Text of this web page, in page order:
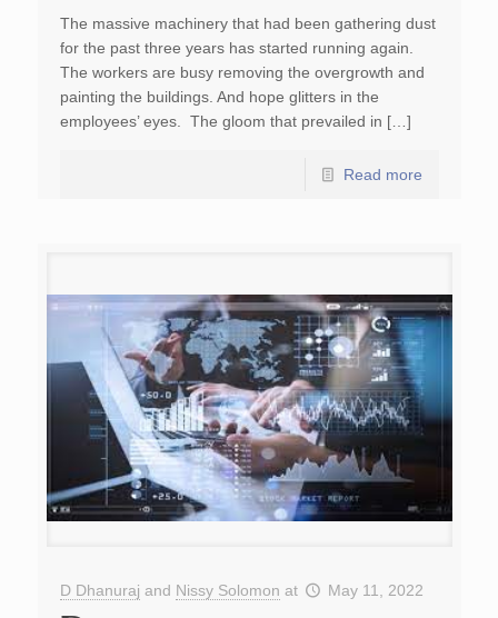
The massive machinery that had been gathering dust
for the past three years has started running again.
The workers are busy removing the overgrowth and
painting the buildings. And hope glitters in the
employees’ eyes. The gloom that prevailed in […]
Read more
D Dhanuraj and Nissy Solomon at May 11, 2022